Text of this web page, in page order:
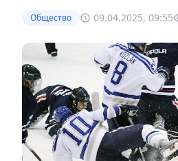
Общество 09.04.2025, 09:55